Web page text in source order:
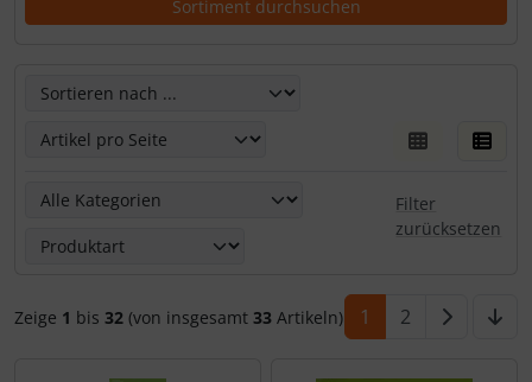
Hier kannst Du die nachfolgenden Artikel nach ihren
Filter
zurücksetzen
Zeige 1 bis32 (von insgesamt33 Artikeln) 1 2